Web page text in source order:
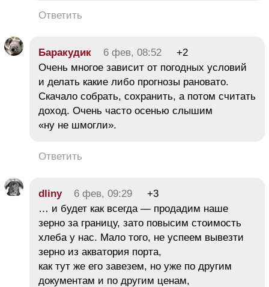
Ответить
Баракудик 6 фев, 08:52
+2
Очень многое зависит от погодных условий
и делать какие либо прогнозы рановато.
Скачало собрать, сохранить, а потом считать
доход. Очень часто осенью слышим
«ну не шмогли».
Ответить
dliny 6 фев, 09:29
+3
… и будет как всегда — продадим наше
зерно за границу, зато повысим стоимость
хлеба у нас. Мало того, не успеем вывезти
зерно из акватория порта,
как тут же его завезем, но уже по другим
документам и по другим ценам,